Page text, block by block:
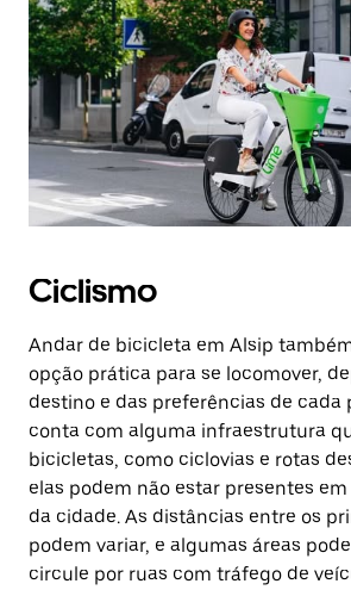
Ciclismo
Andar de bicicleta em Alsip
opção prática para se locomover,
destino e das preferências de cada
conta com alguma infraestrutura
bicicletas, como ciclovias e rotas
elas podem não estar presentes
da cidade. As distâncias entre os
podem variar, e algumas áreas
circule por ruas com tráfego de